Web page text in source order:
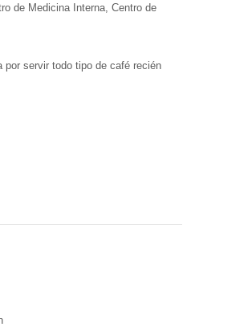
de Medicina Interna, Centro de
servir todo tipo de café recién